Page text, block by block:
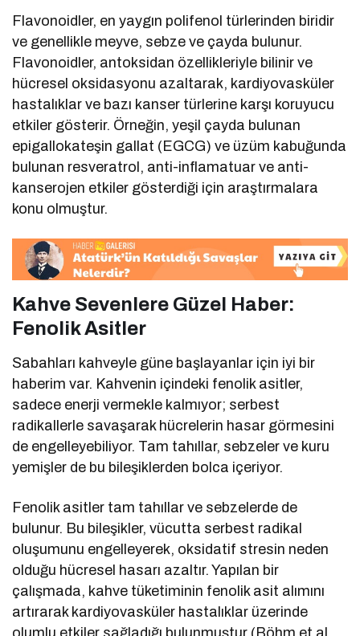
Flavonoidler, en yaygın polifenol türlerinden biridir
ve genellikle meyve, sebze ve çayda bulunur.
Flavonoidler, antoksidan özellikleriyle bilinir ve
hücresel oksidasyonu azaltarak, kardiyovasküler
hastalıklar ve bazı kanser türlerine karşı koruyucu
etkiler gösterir. Örneğin, yeşil çayda bulunan
epigallokateşin gallat (EGCG) ve üzüm kabuğunda
bulunan resveratrol, anti-inflamatuar ve anti-
kanserojen etkiler gösterdiği için araştırmalara
konu olmuştur.
Kahve Sevenlere Güzel Haber:
Fenolik Asitler
Sabahları kahveyle güne başlayanlar için iyi bir
haberim var. Kahvenin içindeki fenolik asitler,
sadece enerji vermekle kalmıyor; serbest
radikallerle savaşarak hücrelerin hasar görmesini
de engelleyebiliyor. Tam tahıllar, sebzeler ve kuru
yemişler de bu bileşiklerden bolca içeriyor.
Fenolik asitler tam tahıllar ve sebzelerde de
bulunur. Bu bileşikler, vücutta serbest radikal
oluşumunu engelleyerek, oksidatif stresin neden
olduğu hücresel hasarı azaltır. Yapılan bir
çalışmada, kahve tüketiminin fenolik asit alımını
artırarak kardiyovasküler hastalıklar üzerinde
olumlu etkiler sağladığı bulunmuştur (Böhm et al.,